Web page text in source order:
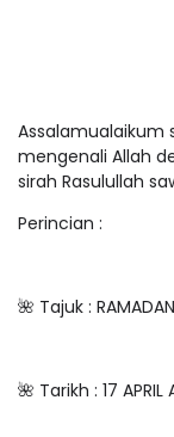
Assalamualaikum
mengenali Allah
sirah Rasulullah
Perincian :
🌺 Tajuk :
🌺 Tarikh : 17